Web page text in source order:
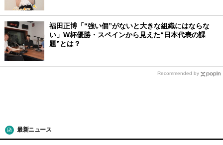
福田正博「“強い個”がないと大きな組織にはならな
い」W杯優勝・スペインから見えた“日本代表の課
題”とは？
Recommended by
最新ニュース